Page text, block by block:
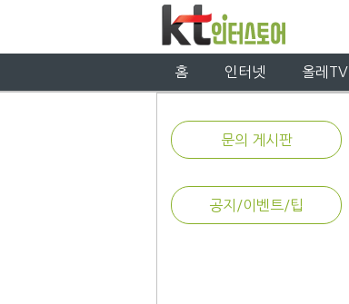
홈 인터넷 올레TV
문의 게시판
공지/이벤트/팁